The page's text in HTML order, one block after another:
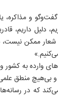
و
داریم،
ممکن
وارده به کشور
و بی‌هیچ منطق
که در